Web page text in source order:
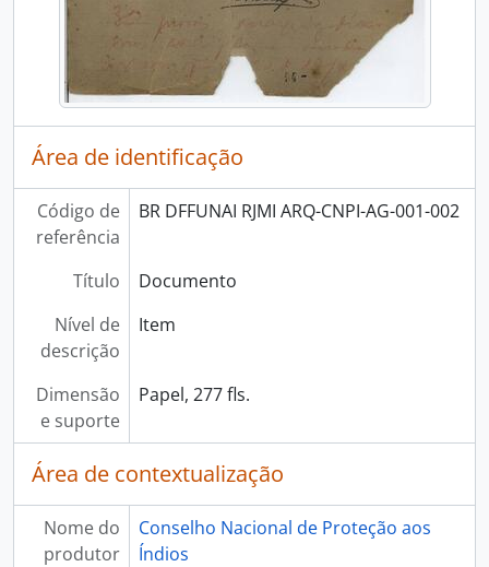
Área de identificação
Código de
referência
BR DFFUNAI RJMI ARQ-CNPI-AG-001-002
Título
Documento
Nível de
descrição
Item
Dimensão
e suporte
Papel, 277 fls.
Área de contextualização
Nome do
produtor
Conselho Nacional de Proteção aos
Índios